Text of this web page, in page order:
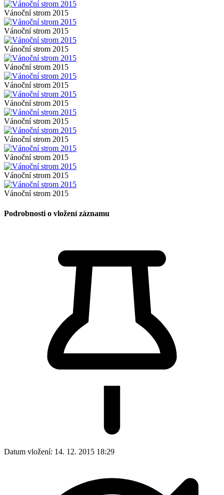
Vánoční strom 2015
Vánoční strom 2015
Vánoční strom 2015
Vánoční strom 2015
Vánoční strom 2015
Vánoční strom 2015
Vánoční strom 2015
Vánoční strom 2015
Vánoční strom 2015
Vánoční strom 2015
Vánoční strom 2015
Podrobnosti o vložení záznamu
Datum vložení: 14. 12. 2015 18:29